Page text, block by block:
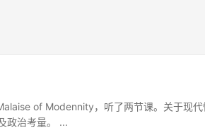
of Modennity，听了两节课。关于现
政治考量。 ...